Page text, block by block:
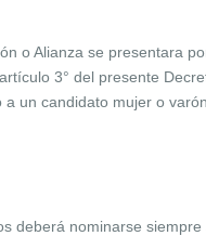
o Alianza se presentara
3° del presente
un candidato mujer o
deberá nominarse siempre